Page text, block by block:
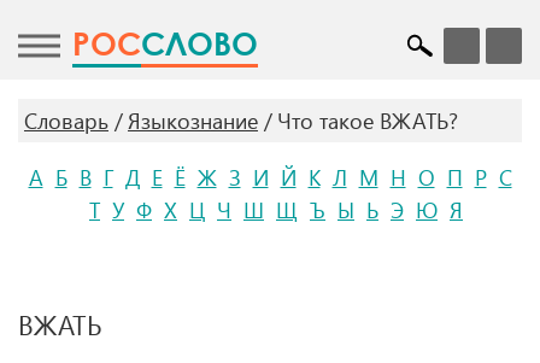
POCСЛОВО
Словарь Языкознание
Что такое ВЖАТЬ?
А Б В Г Д Е Ё Ж З И Й К Л М Н О П Р С
Т У Ф Х Ц Ч Ш Щ Ъ Ы Ь Э Ю Я
ВЖАТЬ